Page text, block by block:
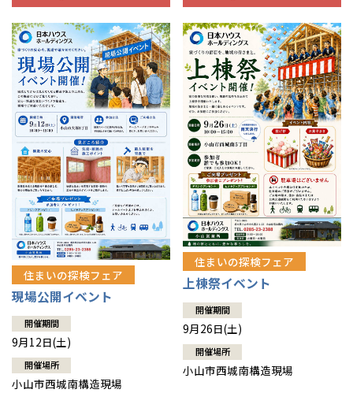
住まいの探検フェア
現場公開イベント
開催期間
9月12日(土)
開催場所
小山市西城南構造現場
住まいの探検フェア
上棟祭イベント
開催期間
9月26日(土)
開催場所
小山市西城南構造現場